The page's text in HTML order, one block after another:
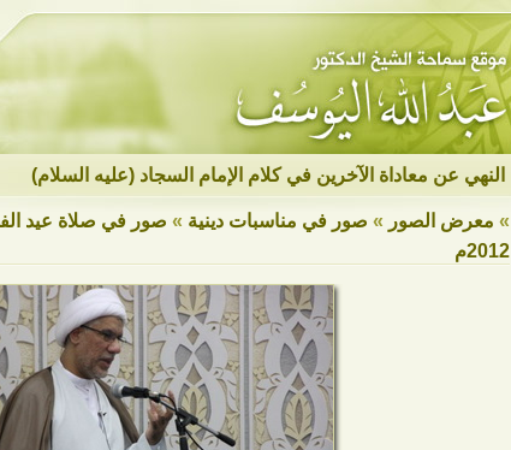
النهي عن معاداة الآخرين في كلام الإمام السجاد (عليه السلام)
» معرض الصور » صور في مناسبات دينية »
2012م